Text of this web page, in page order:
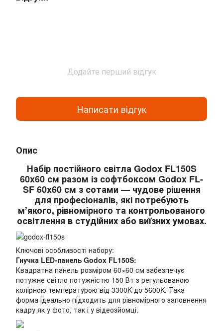
Додайте перший відгук
Написати відгук
Опис
Набір постійного світла Godox FL150S
60x60 см разом із софтбоксом Godox FL-
SF 60x60 см з сотами — чудове рішення
для професіоналів, які потребують
м’якого, рівномірного та контрольованого
освітлення в студійних або виїзних умовах.
Ключові особливості набору:
Гнучка LED-панель Godox FL150S:
Квадратна панель розміром 60×60 см забезпечує
потужне світло потужністю 150 Вт з регульованою
колірною температурою від 3300K до 5600K. Така
форма ідеально підходить для рівномірного заповнення
кадру як у фото, так і у відеозйомці.